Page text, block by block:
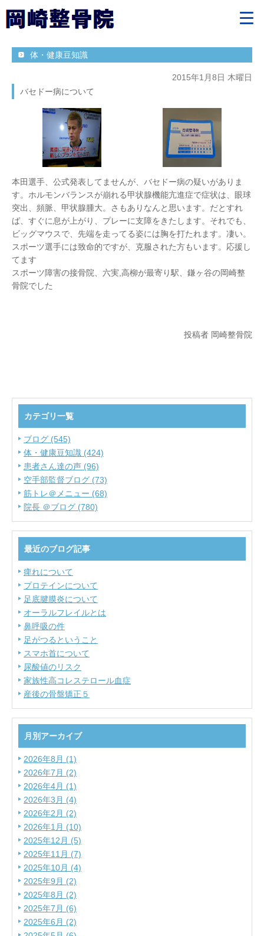
体・健康豆知識
2015年1月8日 木曜日
バセドー病について
本田選手、公式発表してませんが、バセドー病の疑いがありま
す。ホルモンバランスが崩れる甲状腺機能亢進症で症状は、眼球
突出、頻脈、甲状腺腫大。さもありなんと思います。だとすれ
ば、すぐに息が上がり、プレーに支障をきたします。それでも、
ビッグマウスで、先端を走ってる姿には胸を打たれます。凄い。
スポーツ選手には致命的ですが、克服された方もいます。応援し
てます
スポーツ障害の接骨院、六実,高柳が最寄り駅、鎌ヶ谷の岡崎整
骨院でした
投稿者 岡崎整骨院
カテゴリ一覧
ブログ (545)
体・健康豆知識 (424)
患者さん達の声 (96)
空手部監督ブログ (73)
筋トレ＠メニュー (68)
院長 ＠ブログ (780)
最近のブログ記事
痺れについて
プロテインについて
足底腱膜炎について
オーラルフレイルとは
鼻呼吸の件
足がつるということ
スマホ首について
尿酸値のリスク
家族性高コレステロール血症
産後の骨盤矯正５
月別アーカイブ
2026年8月 (1)
2026年7月 (2)
2026年4月 (1)
2026年3月 (4)
2026年2月 (2)
2026年1月 (10)
2025年12月 (5)
2025年11月 (7)
2025年10月 (4)
2025年9月 (2)
2025年8月 (2)
2025年7月 (6)
2025年6月 (2)